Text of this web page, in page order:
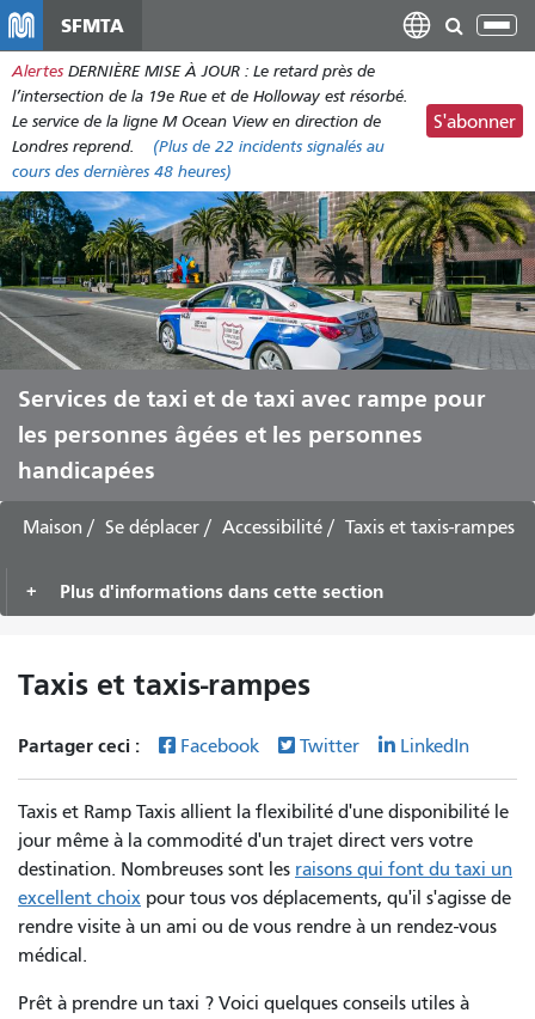
contenu
principal
SFMTA
Alertes DERNIÈRE MISE À JOUR : Le retard près de
l’intersection de la 19e Rue et de Holloway est résorbé.
Le service de la ligne M Ocean View en direction de
Londres reprend.
(Plus de 22 incidents signalés au
cours des dernières 48 heures)
S'abonner
Services de taxi et de taxi avec rampe pour
les personnes âgées et les personnes
handicapées
Maison Se déplacer Accessibilité Taxis et taxis-rampes
Plus d'informations dans cette section
Taxis et taxis-rampes
Partager ceci : Facebook Twitter LinkedIn
Taxis et Ramp Taxis allient la flexibilité d'une disponibilité le
jour même à la commodité d'un trajet direct vers votre
destination. Nombreuses sont les raisons qui font du taxi un
excellent choix pour tous vos déplacements, qu'il s'agisse de
rendre visite à un ami ou de vous rendre à un rendez-vous
médical.
Prêt à prendre un taxi ? Voici quelques conseils utiles à